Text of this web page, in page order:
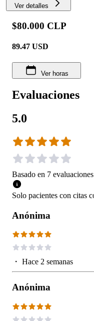
Ver detalles
$80.000 CLP
89.47 USD
Ver horas
Evaluaciones
5.0
Basado en 7 evaluaciones
Solo pacientes con citas
Anónima
・ Hace 2 semanas
Anónima